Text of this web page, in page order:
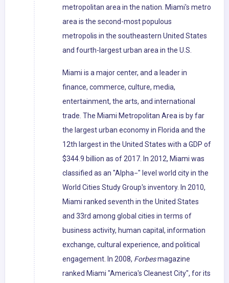
metropolitan area in the nation. Miami's metro
area is the second-most populous
metropolis in the southeastern United States
and fourth-largest urban area in the U.S.
Miami is a major center, and a leader in
finance, commerce, culture, media,
entertainment, the arts, and international
trade. The Miami Metropolitan Area is by far
the largest urban economy in Florida and the
12th largest in the United States with a GDP of
$344.9 billion as of 2017. In 2012, Miami was
classified as an "Alpha−" level world city in the
World Cities Study Group's inventory. In 2010,
Miami ranked seventh in the United States
and 33rd among global cities in terms of
business activity, human capital, information
exchange, cultural experience, and political
engagement. In 2008, Forbesmagazine
ranked Miami "America's Cleanest City", for its